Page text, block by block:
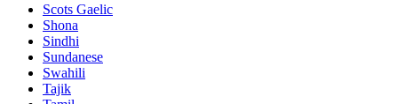
Scots Gaelic
Shona
Sindhi
Sundanese
Swahili
Tajik